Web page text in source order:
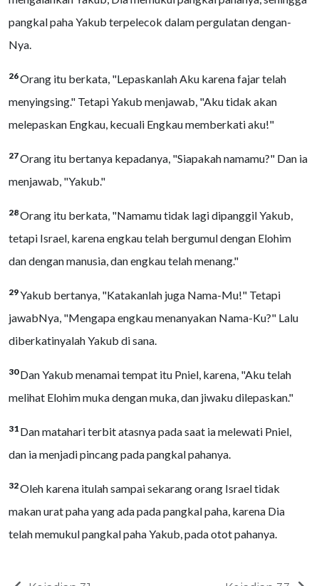
pangkal paha Yakub terpelecok dalam pergulatan dengan-
Nya.
26Orang itu berkata, "Lepaskanlah Aku karena fajar telah
menyingsing." Tetapi Yakub menjawab, "Aku tidak akan
melepaskan Engkau, kecuali Engkau memberkati aku!"
27Orang itu bertanya kepadanya, "Siapakah namamu?" Dan ia
menjawab, "Yakub."
28Orang itu berkata, "Namamu tidak lagi dipanggil Yakub,
tetapi Israel, karena engkau telah bergumul dengan Elohim
dan dengan manusia, dan engkau telah menang."
29Yakub bertanya, "Katakanlah juga Nama-Mu!" Tetapi
jawabNya, "Mengapa engkau menanyakan Nama-Ku?" Lalu
diberkatinyalah Yakub di sana.
30Dan Yakub menamai tempat itu Pniel, karena, "Aku telah
melihat Elohim muka dengan muka, dan jiwaku dilepaskan."
31 Dan matahari terbit atasnya pada saat ia melewati Pniel,
dan ia menjadi pincang pada pangkal pahanya.
32Oleh karena itulah sampai sekarang orang Israel tidak
makan urat paha yang ada pada pangkal paha, karena Dia
telah memukul pangkal paha Yakub, pada otot pahanya.